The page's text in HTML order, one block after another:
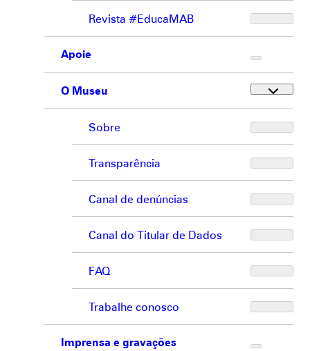
Revista #EducaMAB
Apoie
O Museu
Sobre
Transparência
Canal de denúncias
Canal do Titular de Dados
FAQ
Trabalhe conosco
Imprensa e gravações